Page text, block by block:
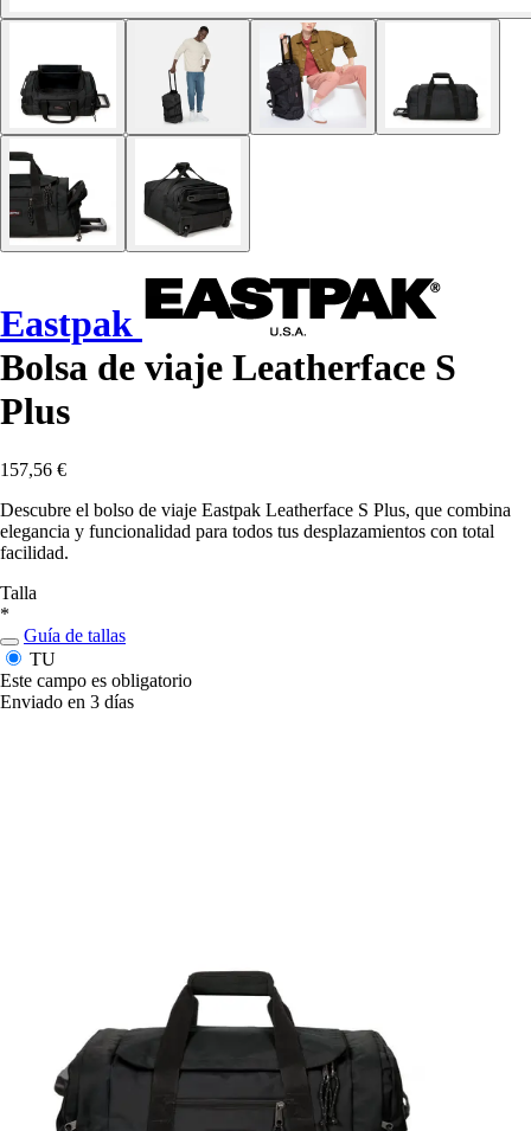
Eastpak
Bolsa de viaje Leatherface S
Plus
157,56 €
Descubre el bolso de viaje Eastpak Leatherface S Plus, que combina
elegancia y funcionalidad para todos tus desplazamientos con total
facilidad.
Talla
*
Guía de tallas
TU
Este campo es obligatorio
Enviado en 3 días